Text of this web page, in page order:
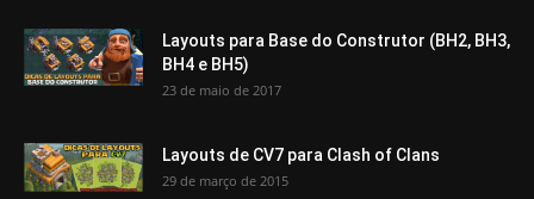
Layouts para Base do Construtor (BH2, BH3,
BH4 e BH5)
23 de maio de 2017
Layouts de CV7 para Clash of Clans
29 de março de 2015